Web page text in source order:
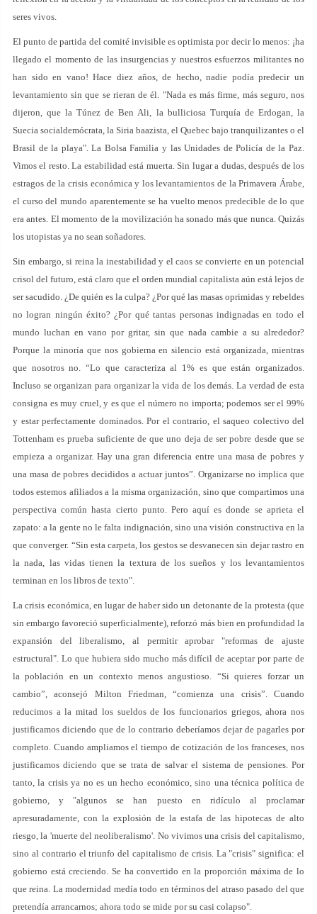
seres vivos.
El punto de partida del comité invisible es optimista por decir lo menos: ¡ha
llegado el momento de las insurgencias y nuestros esfuerzos militantes no
han sido en vano! Hace diez años, de hecho, nadie podía predecir un
levantamiento sin que se rieran de él. "Nada es más firme, más seguro, nos
dijeron, que la Túnez de Ben Ali, la bulliciosa Turquía de Erdogan, la
Suecia socialdemócrata, la Siria baazista, el Quebec bajo tranquilizantes o el
Brasil de la playa". La Bolsa Familia y las Unidades de Policía de la Paz.
Vimos el resto. La estabilidad está muerta. Sin lugar a dudas, después de los
estragos de la crisis económica y los levantamientos de la Primavera Árabe,
el curso del mundo aparentemente se ha vuelto menos predecible de lo que
era antes. El momento de la movilización ha sonado más que nunca. Quizás
los utopistas ya no sean soñadores.
Sin embargo, si reina la inestabilidad y el caos se convierte en un potencial
crisol del futuro, está claro que el orden mundial capitalista aún está lejos de
ser sacudido. ¿De quién es la culpa? ¿Por qué las masas oprimidas y rebeldes
no logran ningún éxito? ¿Por qué tantas personas indignadas en todo el
mundo luchan en vano por gritar, sin que nada cambie a su alrededor?
Porque la minoría que nos gobierna en silencio está organizada, mientras
que nosotros no. “Lo que caracteriza al 1% es que están organizados.
Incluso se organizan para organizar la vida de los demás. La verdad de esta
consigna es muy cruel, y es que el número no importa; podemos ser el 99%
y estar perfectamente dominados. Por el contrario, el saqueo colectivo del
Tottenham es prueba suficiente de que uno deja de ser pobre desde que se
empieza a organizar. Hay una gran diferencia entre una masa de pobres y
una masa de pobres decididos a actuar juntos”. Organizarse no implica que
todos estemos afiliados a la misma organización, sino que compartimos una
perspectiva común hasta cierto punto. Pero aquí es donde se aprieta el
zapato: a la gente no le falta indignación, sino una visión constructiva en la
que converger. “Sin esta carpeta, los gestos se desvanecen sin dejar rastro en
la nada, las vidas tienen la textura de los sueños y los levantamientos
terminan en los libros de texto".
La crisis económica, en lugar de haber sido un detonante de la protesta (que
sin embargo favoreció superficialmente), reforzó más bien en profundidad la
expansión del liberalismo, al permitir aprobar "reformas de ajuste
estructural". Lo que hubiera sido mucho más difícil de aceptar por parte de
la población en un contexto menos angustioso. “Si quieres forzar un
cambio”, aconsejó Milton Friedman, “comienza una crisis”. Cuando
reducimos a la mitad los sueldos de los funcionarios griegos, ahora nos
justificamos diciendo que de lo contrario deberíamos dejar de pagarles por
completo. Cuando ampliamos el tiempo de cotización de los franceses, nos
justificamos diciendo que se trata de salvar el sistema de pensiones. Por
tanto, la crisis ya no es un hecho económico, sino una técnica política de
gobierno, y "algunos se han puesto en ridículo al proclamar
apresuradamente, con la explosión de la estafa de las hipotecas de alto
riesgo, la 'muerte del neoliberalismo'. No vivimos una crisis del capitalismo,
sino al contrario el triunfo del capitalismo de crisis. La "crisis" significa: el
gobierno está creciendo. Se ha convertido en la proporción máxima de lo
que reina. La modernidad medía todo en términos del atraso pasado del que
pretendía arrancarnos; ahora todo se mide por su casi colapso".